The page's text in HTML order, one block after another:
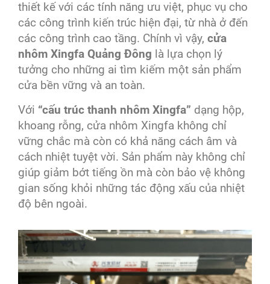
thiết kế với các tính năng ưu việt, phục vụ cho
các công trình kiến trúc hiện đại, từ nhà ở đến
các công trình cao tầng. Chính vì vậy, cửa
nhôm Xingfa Quảng Đông là lựa chọn lý
tưởng cho những ai tìm kiếm một sản phẩm
cửa bền vững và an toàn.
Với “cấu trúc thanh nhôm Xingfa” dạng hộp,
khoang rỗng, cửa nhôm Xingfa không chỉ
vững chắc mà còn có khả năng cách âm và
cách nhiệt tuyệt vời. Sản phẩm này không chỉ
giúp giảm bớt tiếng ồn mà còn bảo vệ không
gian sống khỏi những tác động xấu của nhiệt
độ bên ngoài.